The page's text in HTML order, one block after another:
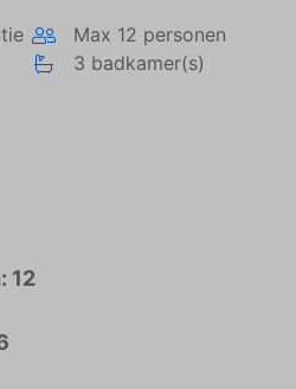
Max 12 personen
3 badkamer(s)
12